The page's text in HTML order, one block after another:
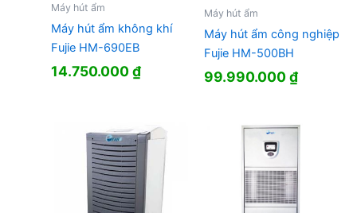
Máy hút ẩm
Máy hút ẩm không khí
Fujie HM-690EB
14.750.000₫
Máy hút ẩm
Máy hút ẩm công nghiệp
Fujie HM-500BH
99.990.000₫